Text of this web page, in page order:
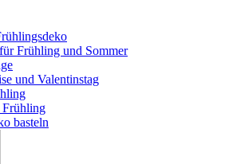
Frühling und Sommer
und Valentinstag
Frühling
basteln